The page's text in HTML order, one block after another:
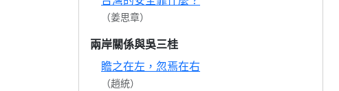
（姜思章）
兩岸關係與吳三桂
瞻之在左，忽焉在右
（趙統）